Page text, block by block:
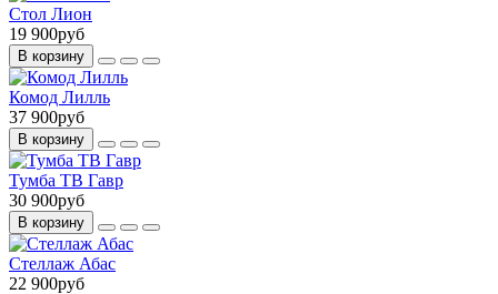
Стол Лион
19 900руб
В корзину
Комод Лилль
37 900руб
В корзину
Тумба ТВ Гавр
30 900руб
В корзину
Стеллаж Абас
22 900руб